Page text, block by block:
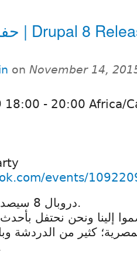
on November 14,
18:00 - 20:00 Africa/
events/
دروبال 8 سيصدر في 19 نوفمبر 2015.
إلينا ونحن نحتفل
كثير من الدردشة
الإصدار